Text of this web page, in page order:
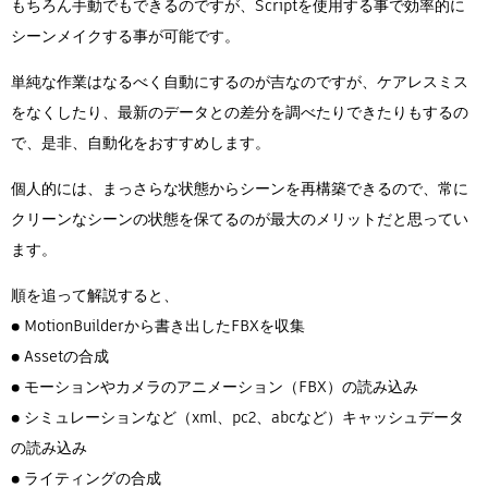
もちろん手動でもできるのですが、Scriptを使用する事で効率的に
シーンメイクする事が可能です。
単純な作業はなるべく自動にするのが吉なのですが、ケアレスミス
をなくしたり、最新のデータとの差分を調べたりできたりもするの
で、是非、自動化をおすすめします。
個人的には、まっさらな状態からシーンを再構築できるので、常に
クリーンなシーンの状態を保てるのが最大のメリットだと思ってい
ます。
順を追って解説すると、
● MotionBuilderから書き出したFBXを収集
● Assetの合成
● モーションやカメラのアニメーション（FBX）の読み込み
● シミュレーションなど（xml、pc2、abcなど）キャッシュデータ
の読み込み
● ライティングの合成